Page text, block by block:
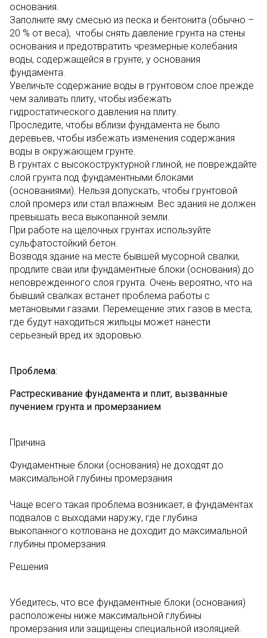
основания.
Заполните яму смесью из песка и бентонита (обычно –
20 % от веса), чтобы снять давление грунта на стены
основания и предотвратить чрезмерные колебания
воды, содержащейся в грунте, у основания
фундамента.
Увеличьте содержание воды в грунтовом слое прежде
чем заливать плиту, чтобы избежать
гидростатического давления на плиту.
Проследите, чтобы вблизи фундамента не было
деревьев, чтобы избежать изменения содержания
воды в окружающем грунте.
В грунтах с высокоструктурной глиной, не повреждайте
слой грунта под фундаментными блоками
(основаниями). Нельзя допускать, чтобы грунтовой
слой промерз или стал влажным. Вес здания не должен
превышать веса выкопанной земли.
При работе на щелочных грунтах используйте
сульфатостойкий бетон.
Возводя здание на месте бывшей мусорной свалки,
продлите сваи или фундаментные блоки (основания) до
неповрежденного слоя грунта. Очень вероятно, что на
бывший свалках встанет проблема работы с
метановыми газами. Перемещение этих газов в места,
где будут находиться жильцы может нанести
серьезный вред их здоровью.
Проблема:
Растрескивание фундамента и плит, вызванные
пучением грунта и промерзанием
Причина
Фундаментные блоки (основания) не доходят до
максимальной глубины промерзания
Чаще всего такая проблема возникает, в фундаментах
подвалов с выходами наружу, где глубина
выкопанного котлована не доходит до максимальной
глубины промерзания.
Решения
Убедитесь, что все фундаментные блоки (основания)
расположены ниже максимальной глубины
промерзания или защищены специальной изоляцией.